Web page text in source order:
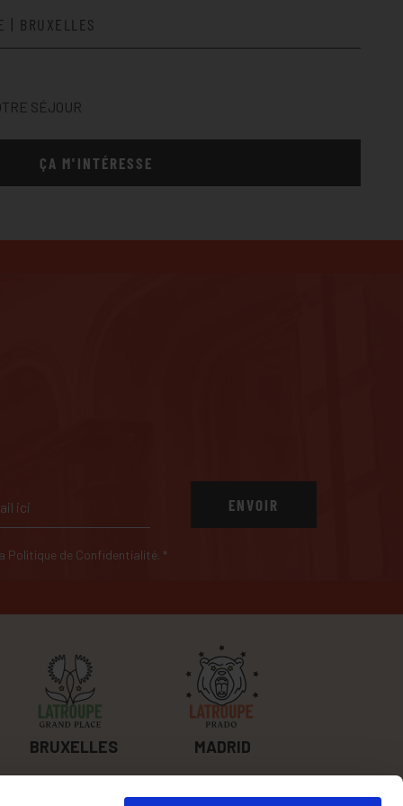
| BRUXELLES
SÉJOUR
ÇA M'INTÉRESSE
ENVOIR
Politique de Confidentialité. *
BRUXELLES MADRID